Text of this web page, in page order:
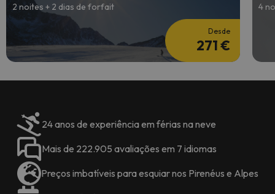
2 noites + 2 dias de forfait
Desde
271 €
4
24 anos de experiência em férias na neve
Mais de 222.905 avaliações em 7 idiomas
Preços imbatíveis para esquiar nos Pirenéus e Alpes